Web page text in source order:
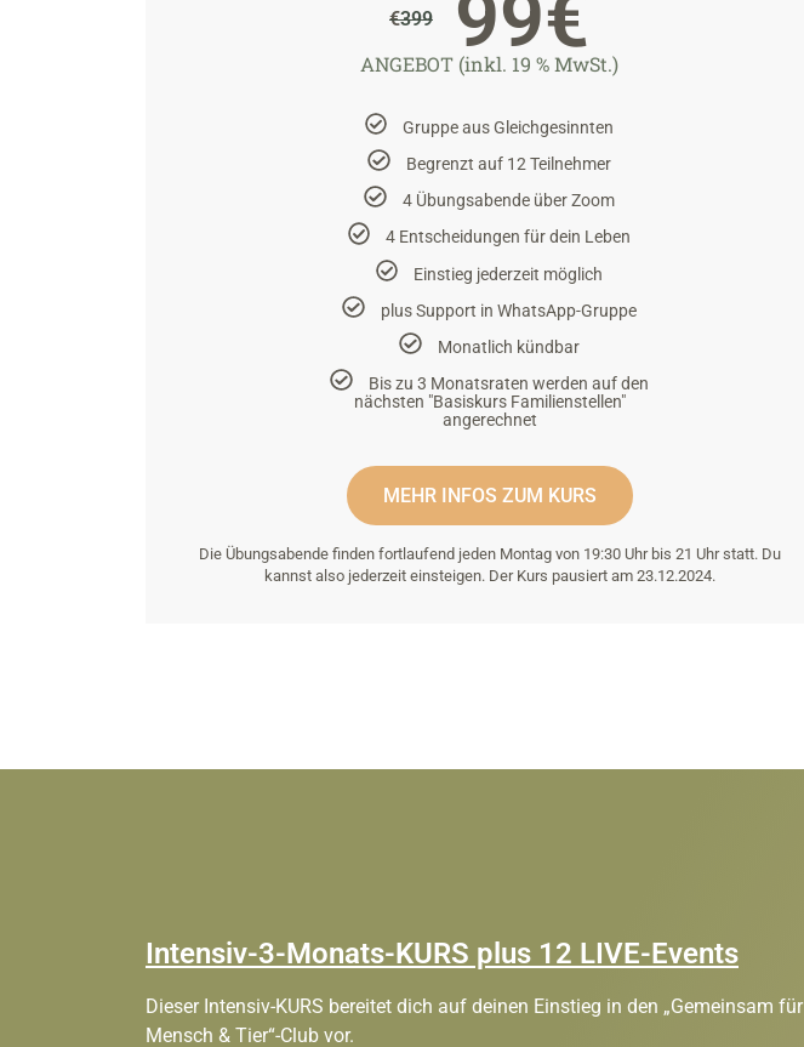
€399 99€
ANGEBOT (inkl. 19 % MwSt.)
Gruppe aus Gleichgesinnten
Begrenzt auf 12 Teilnehmer
4 Übungsabende über Zoom
4 Entscheidungen für dein Leben
Einstieg jederzeit möglich
plus Support in WhatsApp-Gruppe
Monatlich kündbar
Bis zu 3 Monatsraten werden auf den
nächsten "Basiskurs Familienstellen"
angerechnet
MEHR INFOS ZUM KURS
Die Übungsabende finden fortlaufend jeden Montag von 19:30 Uhr bis 21 Uhr statt. Du
kannst also jederzeit einsteigen. Der Kurs pausiert am 23.12.2024.
Intensiv-3-Monats-KURS plus 12 LIVE-Events
Dieser Intensiv-KURS bereitet dich auf deinen Einstieg in den „Gemeinsam für
Mensch & Tier“-Club vor.